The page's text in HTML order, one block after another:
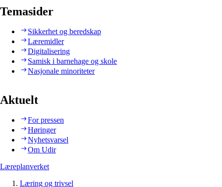
Temasider
Sikkerhet og beredskap
Læremidler
Digitalisering
Samisk i barnehage og skole
Nasjonale minoriteter
Aktuelt
For pressen
Høringer
Nyhetsvarsel
Om Udir
Læreplanverket
Læring og trivsel